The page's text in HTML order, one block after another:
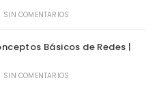
SIN COMENTARIOS
Básicos de Redes |
SIN COMENTARIOS